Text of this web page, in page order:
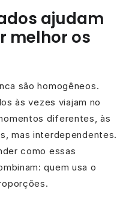
ajudam
melhor os
são homogêneos.
às vezes viajam no
diferentes, às
mas interdependentes.
como essas
quem usa o